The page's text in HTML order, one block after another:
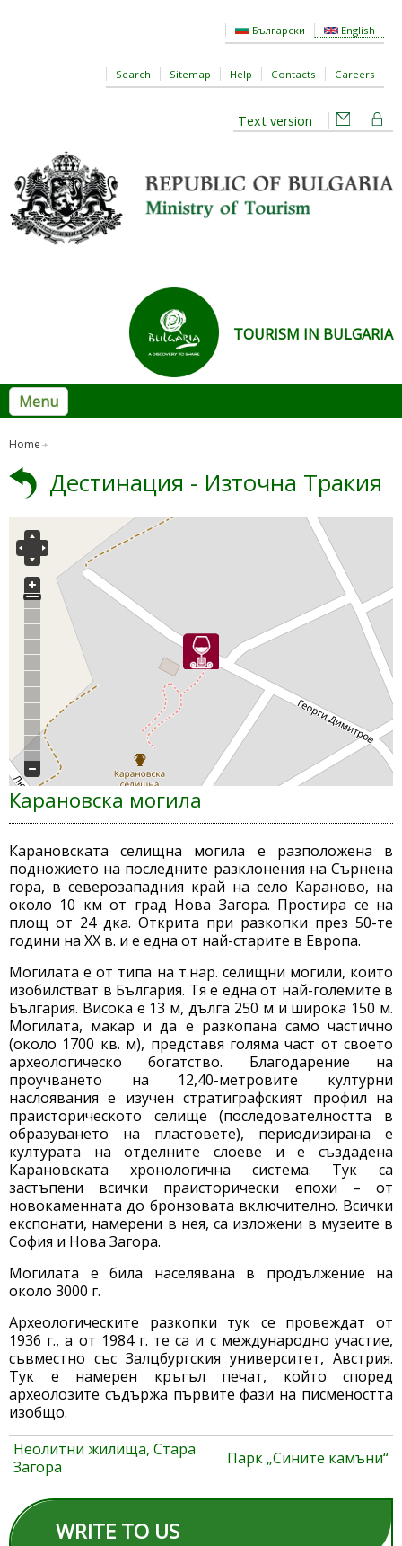
Български English
Search Sitemap Help Contacts Careers
Text version
TOURISM IN BULGARIA
Menu
Home
Дестинация - Източна Тракия
Карановска могила
Карановската селищна могила e разположена в
подножието на последните разклонения на Сърнена
гора, в северозападния край на село Караново, на
около 10 км от град Нова Загора. Простира се на
площ от 24 дка. Открита при разкопки през 50-те
години на ХХ в. и е една от най-старите в Европа.
Могилата е от типа на т.нар. селищни могили, които
изобилстват в България. Тя е една от най-големите в
България. Висока е 13 м, дълга 250 м и широка 150 м.
Могилата, макар и да е разкопана само частично
(около 1700 кв. м), представя голяма част от своето
археологическо богатство. Благодарение на
проучването на 12,40-метровите културни
наслоявания е изучен стратиграфският профил на
праисторическото селище (последователността в
образуването на пластовете), периодизирана е
културата на отделните слоеве и e създадена
Карановската хронологична система. Тук са
застъпени всички праисторически епохи – от
новокаменната до бронзовата включително. Всички
експонати, намерени в нея, са изложени в музеите в
София и Нова Загора.
Могилата е била населявана в продължение на
около 3000 г.
Археологическите разкопки тук се провеждат от
1936 г., а от 1984 г. те са и с международно участие,
съвместно със Залцбургския университет, Австрия.
Тук е намерен кръгъл печат, който според
археолозите съдържа първите фази на писмеността
изобщо.
Неолитни жилища, Стара
Загора
Парк „Сините камъни“
WRITE TO US